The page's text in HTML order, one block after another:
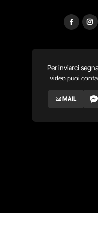
Per inviarci
video puoi
MAIL